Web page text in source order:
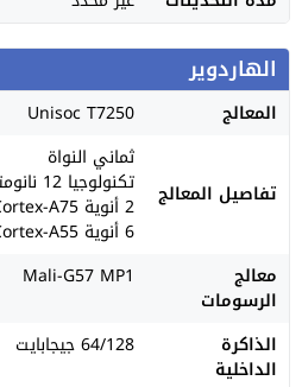
الهاردوير
المعالج Unisoc T7250
تفاصيل المعالج
ثماني النواة
تكنولوجيا 12 نانومتر
2 أنوية Cortex-A75 بتردد 1.8GHz
6 أنوية Cortex-A55 بتردد 1.6GHz
معالج
الرسومات
Mali-G57 MP1
الذاكرة
الداخلية
64/128 جيجابايت